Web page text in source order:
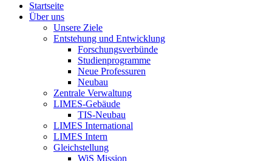
Startseite
Über uns
Unsere Ziele
Entstehung und Entwicklung
Forschungsverbünde
Studienprogramme
Neue Professuren
Neubau
Zentrale Verwaltung
LIMES-Gebäude
TIS-Neubau
LIMES International
LIMES Intern
Gleichstellung
WiS Mission